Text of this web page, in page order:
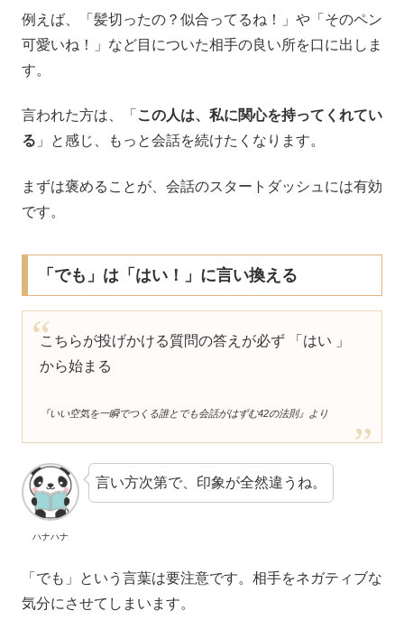
例えば、「髪切ったの？似合ってるね！」や「そのペン
可愛いね！」など目についた相手の良い所を口に出しま
す。
言われた方は、「 この人は、私に関心を持ってくれてい
る 」と感じ、もっと会話を続けたくなります。
まずは褒めることが、会話のスタートダッシュには有効
です。
「でも」は「はい！」に言い換える
こちらが投げかける質問の答えが必ず 「はい 」
から始まる
『いい空気を一瞬でつくる誰とでも会話がはずむ42の法則』より
ハナハナ
言い方次第で、印象が全然違うね。
「でも」という言葉は要注意です。相手をネガティブな
気分にさせてしまいます。